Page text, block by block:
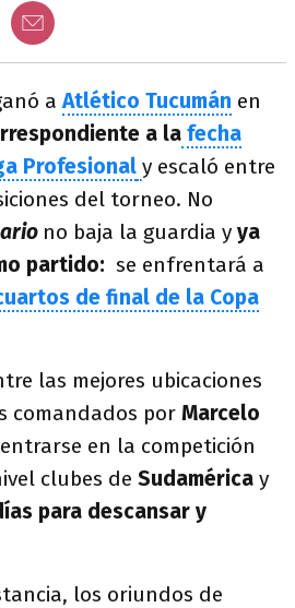
aAtlético Tucumán en
a la fecha
Profesional y escaló entre
del torneo. No
no baja la guardia y ya
partido: se enfrentará a
de final de la Copa
las mejores ubicaciones
comandados por Marcelo
en la competición
clubes de Sudamérica y
para descansar y
los oriundos de